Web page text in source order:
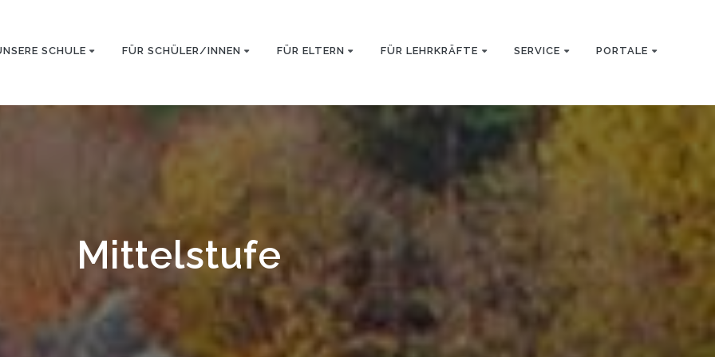
SCHULE FÜR SCHÜLER/INNEN FÜR ELTERN FÜR LEHRKRÄFTE SERVICE PORTALE
Mittelstufe